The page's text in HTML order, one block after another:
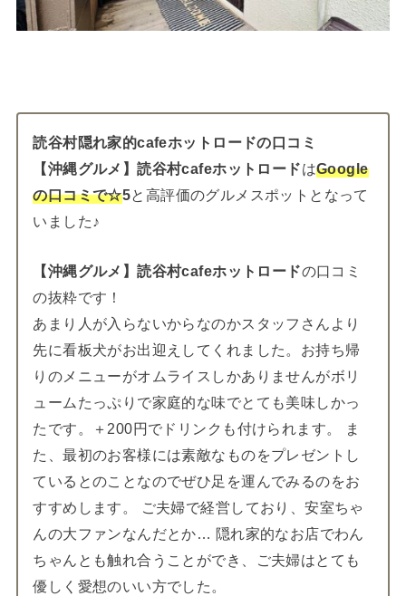
読谷村隠れ家的cafeホットロードの口コミ
【沖縄グルメ】読谷村cafeホットロードはGoogle
の口コミで☆5と高評価のグルメスポットとなって
いました♪
【沖縄グルメ】読谷村cafeホットロードの口コミ
の抜粋です！
あまり人が入らないからなのかスタッフさんより
先に看板犬がお出迎えしてくれました。お持ち帰
りのメニューがオムライスしかありませんがボリ
ュームたっぷりで家庭的な味でとても美味しかっ
たです。＋200円でドリンクも付けられます。 ま
た、最初のお客様には素敵なものをプレゼントし
ているとのことなのでぜひ足を運んでみるのをお
すすめします。 ご夫婦で経営しており、安室ちゃ
んの大ファンなんだとか… 隠れ家的なお店でわん
ちゃんとも触れ合うことができ、ご夫婦はとても
優しく愛想のいい方でした。